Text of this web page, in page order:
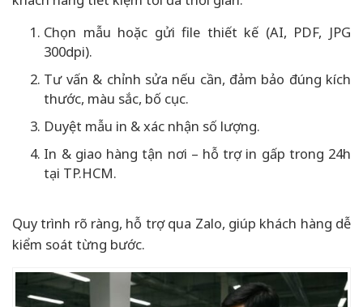
Chọn mẫu hoặc gửi file thiết kế (AI, PDF, JPG
300dpi).
Tư vấn & chỉnh sửa nếu cần, đảm bảo đúng kích
thước, màu sắc, bố cục.
Duyệt mẫu in & xác nhận số lượng.
In & giao hàng tận nơi – hỗ trợ in gấp trong 24h
tại TP.HCM.
Quy trình rõ ràng, hỗ trợ qua Zalo, giúp khách hàng dễ
kiểm soát từng bước.